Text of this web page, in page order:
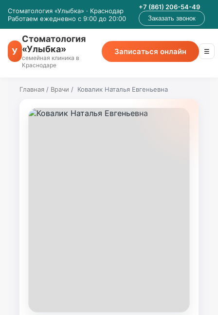
Стоматология «Улыбка» · Краснодар
Работаем ежедневно с 9:00 до 20:00
+7 (861) 206-54-49
Заказать звонок
У
Стоматология
«Улыбка»
семейная клиника в
Краснодаре
Записаться онлайн ☰
Главная / Врачи / Ковалик Наталья Евгеньевна